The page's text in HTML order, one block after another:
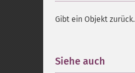
Gibt ein Objekt zurück.
Siehe auch